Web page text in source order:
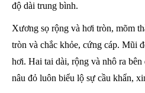
độ dài trung bình.
Xương sọ rộng và hơi tròn, mõm
tròn và chắc khỏe, cứng cáp. Mũi
hơi. Hai tai dài, rộng và nhô ra bên
nâu đỏ luôn biểu lộ sự cầu khẩn,